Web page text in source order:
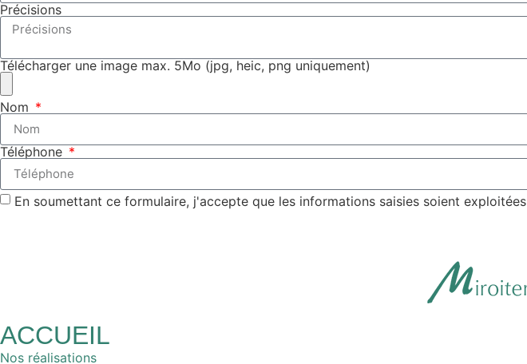
Précisions
Télécharger une image max. 5Mo (jpg, heic, png uniquement)
Nom
Téléphone
En soumettant ce formulaire, j'accepte que les informations saisies soient
ACCUEIL
Nos réalisations